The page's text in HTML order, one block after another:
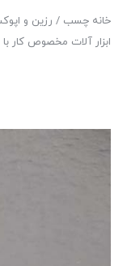
خانه چسب / رزین و
ابزار آلات مخصوص کار